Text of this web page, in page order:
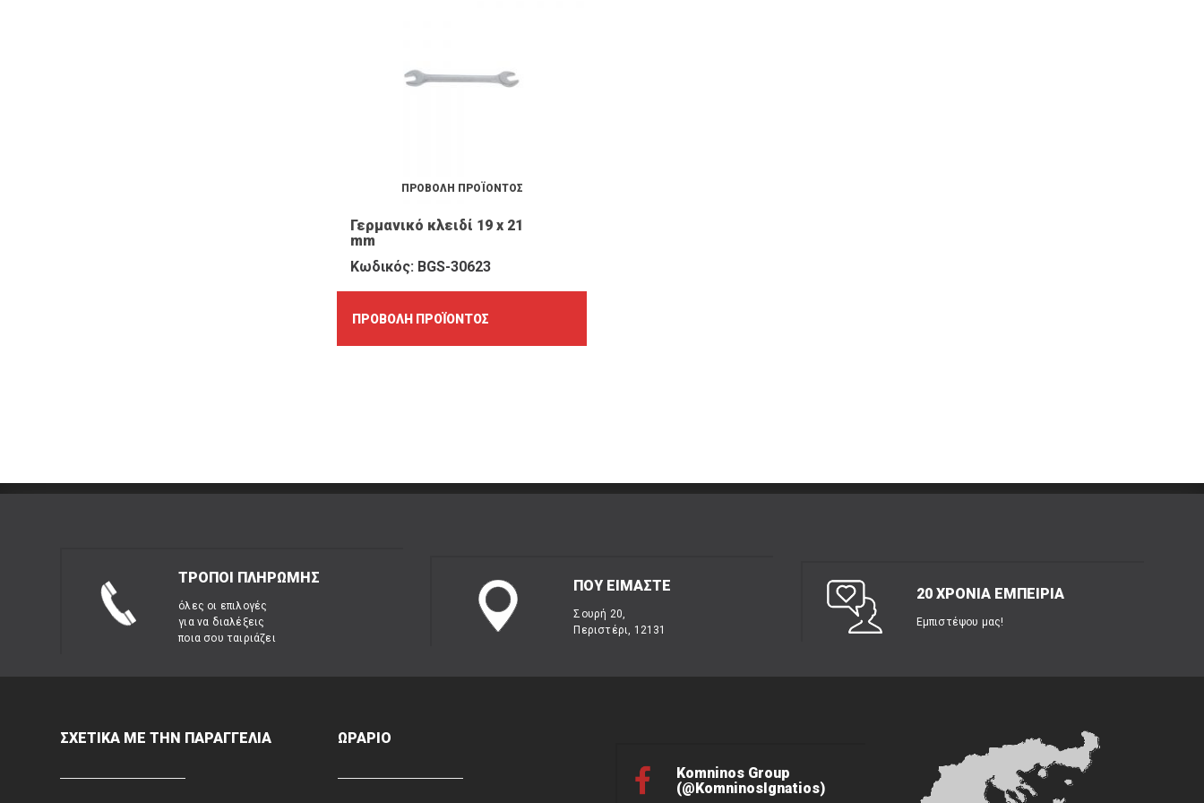
Γερμανικό κλειδί 19 x 21
mm
ΠΡΟΒΟΛΉ ΠΡΟΪΌΝΤΟΣ
Κωδικός: BGS-30623
ΠΡΟΒΟΛΉ ΠΡΟΪΌΝΤΟΣ
ΤΡΟΠΟΙ ΠΛΗΡΩΜΗΣ
όλες οι επιλογές
για να διαλέξεις
ποια σου ταιριάζει
ΠΟΥ ΕΙΜΑΣΤΕ
Σουρή 20,
Περιστέρι, 12131
20 ΧΡΟΝΙΑ ΕΜΠΕΙΡΙΑ
Εμπιστέψου μας!
ΣΧΕΤΙΚΑ ΜΕ ΤΗΝ ΠΑΡΑΓΓΕΛΙΑ ΩΡΑΡΙΟ
Komninos Group
(@KomninosIgnatios)